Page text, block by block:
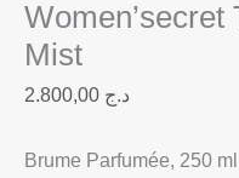
Mist
د.ج
Brume Parfumée, 250 ml